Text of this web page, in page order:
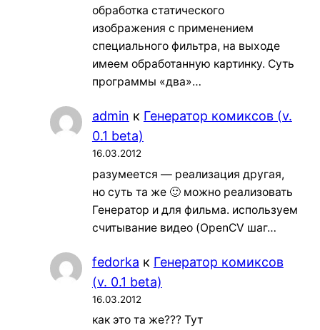
обработка статического
изображения с применением
специального фильтра, на выходе
имеем обработанную картинку. Суть
программы «два»…
admin к Генератор комиксов (v.
0.1 beta)
16.03.2012
разумеется — реализация другая,
но суть та же 🙂 можно реализовать
Генератор и для фильма. используем
считывание видео (OpenCV шаг…
fedorka к Генератор комиксов
(v. 0.1 beta)
16.03.2012
как это та же??? Тут